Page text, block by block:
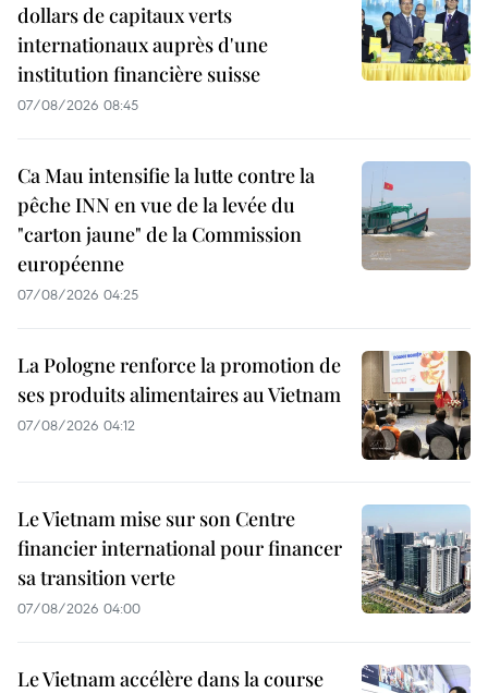
dollars de capitaux verts
internationaux auprès d'une
institution financière suisse
07/08/2026 08:45
Ca Mau intensifie la lutte contre la
pêche INN en vue de la levée du
"carton jaune" de la Commission
européenne
07/08/2026 04:25
La Pologne renforce la promotion de
ses produits alimentaires au Vietnam
07/08/2026 04:12
Le Vietnam mise sur son Centre
financier international pour financer
sa transition verte
07/08/2026 04:00
Le Vietnam accélère dans la course